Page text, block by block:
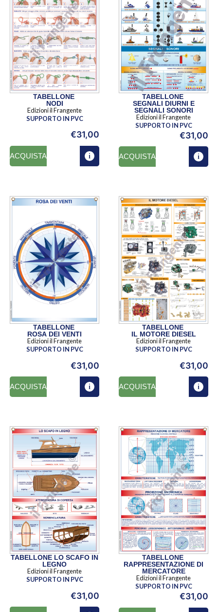
TABELLONE
NODI
Edizioni il Frangente
SUPPORTO IN PVC
€31,00
ACQUISTA
TABELLONE
SEGNALI DIURNI E
SEGNALI SONORI
Edizioni il Frangente
SUPPORTO IN PVC
€31,00
ACQUISTA
TABELLONE
ROSA DEI VENTI
Edizioni il Frangente
SUPPORTO IN PVC
€31,00
ACQUISTA
TABELLONE
IL MOTORE DIESEL
Edizioni il Frangente
SUPPORTO IN PVC
€31,00
ACQUISTA
TABELLONE LO SCAFO IN
LEGNO
Edizioni il Frangente
SUPPORTO IN PVC
€31,00
TABELLONE
RAPPRESENTAZIONE DI
MERCATORE
Edizioni il Frangente
SUPPORTO IN PVC
€31,00